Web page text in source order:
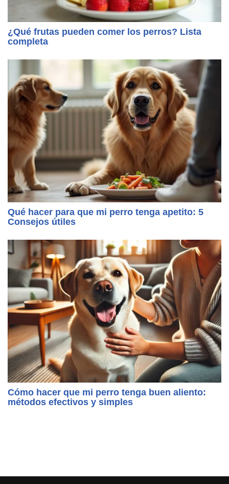
¿Qué frutas pueden comer los perros? Lista
completa
Qué hacer para que mi perro tenga apetito: 5
Consejos útiles
Cómo hacer que mi perro tenga buen aliento:
métodos efectivos y simples